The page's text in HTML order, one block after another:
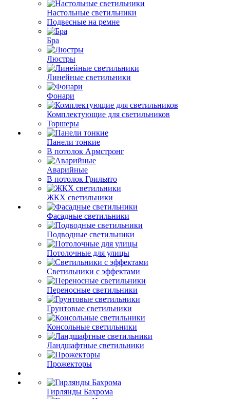
Настольные светильники
Подвесные на ремне
Бра
Люстры
Линейные светильники
Фонари
Комплектующие для светильников
Торшеры
Панели тонкие
В потолок Армстронг
Аварийные
В потолок Грильято
ЖКХ светильники
Фасадные светильники
Подводные светильники
Потолочные для улицы
Светильники с эффектами
Переносные светильники
Грунтовые светильники
Консольные светильники
Ландшафтные светильники
Прожекторы
Гирлянды Бахрома